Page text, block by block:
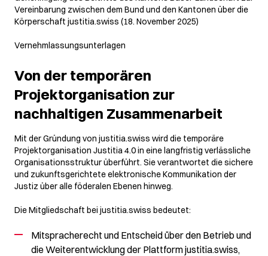
Vereinbarung zwischen dem Bund und den Kantonen über die
Körperschaft justitia.swiss (18. November 2025)
Vernehmlassungsunterlagen
Von der temporären
Projektorganisation zur
nachhaltigen Zusammenarbeit
Mit der Gründung von justitia.swiss wird die temporäre
Projektorganisation Justitia 4.0in eine langfristig verlässliche
Organisationsstruktur überführt. Sie verantwortet die sichere
und zukunftsgerichtete elektronische Kommunikation der
Justiz über alle föderalen Ebenen hinweg.
Die Mitgliedschaft bei justitia.swiss bedeutet:
Mitspracherecht und Entscheid über den Betrieb und
die Weiterentwicklung der Plattform justitia.swiss,